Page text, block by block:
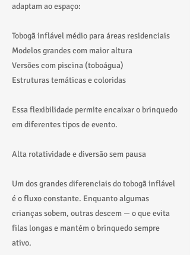
adaptam ao espaço:
Tobogã inflável médio para áreas residenciais
Modelos grandes com maior altura
Versões com piscina (toboágua)
Estruturas temáticas e coloridas
Essa flexibilidade permite encaixar o brinquedo
em diferentes tipos de evento.
Alta rotatividade e diversão sem pausa
Um dos grandes diferenciais do tobogã inflável
é o fluxo constante. Enquanto algumas
crianças sobem, outras descem — o que evita
filas longas e mantém o brinquedo sempre
ativo.